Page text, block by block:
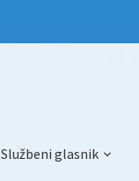
Službeni glasnik